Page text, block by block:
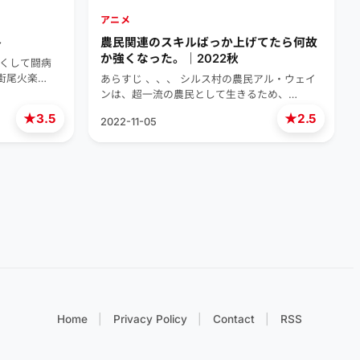
★3.5
して闘病
尾火楽…
★2.5
アニメ
農民関連のスキルばっか上げてたら何故
か強くなった。｜2022秋
あらすじ 、、、 シルス村の農民アル・ウェイ
ンは、超一流の農民として生きるため、…
2022-11-05
Home Privacy Policy Contact RSS